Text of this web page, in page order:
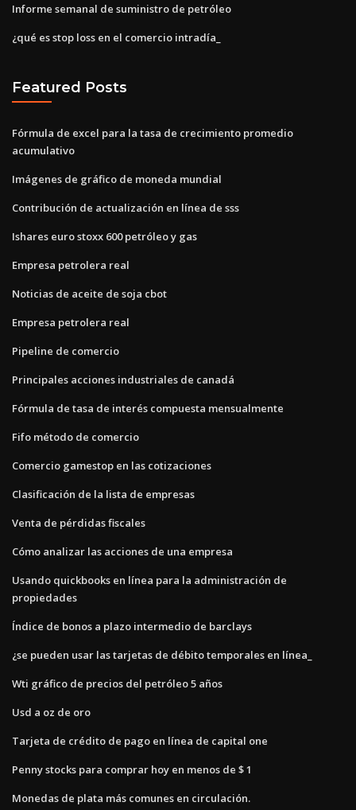
Informe semanal de suministro de petróleo
¿qué es stop loss en el comercio intradía_
Featured Posts
Fórmula de excel para la tasa de crecimiento promedio
acumulativo
Imágenes de gráfico de moneda mundial
Contribución de actualización en línea de sss
Ishares euro stoxx 600 petróleo y gas
Empresa petrolera real
Noticias de aceite de soja cbot
Empresa petrolera real
Pipeline de comercio
Principales acciones industriales de canadá
Fórmula de tasa de interés compuesta mensualmente
Fifo método de comercio
Comercio gamestop en las cotizaciones
Clasificación de la lista de empresas
Venta de pérdidas fiscales
Cómo analizar las acciones de una empresa
Usando quickbooks en línea para la administración de
propiedades
Índice de bonos a plazo intermedio de barclays
¿se pueden usar las tarjetas de débito temporales en línea_
Wti gráfico de precios del petróleo 5 años
Usd a oz de oro
Tarjeta de crédito de pago en línea de capital one
Penny stocks para comprar hoy en menos de $ 1
Monedas de plata más comunes en circulación.